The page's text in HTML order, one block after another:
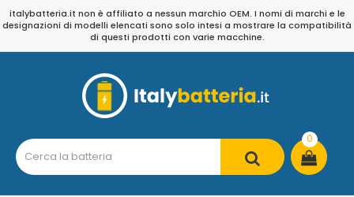
italybatteria.it non è affiliato a nessun marchio OEM. I nomi di marchi e le
designazioni di modelli elencati sono solo intesi a mostrare la compatibilità
di questi prodotti con varie macchine.
0